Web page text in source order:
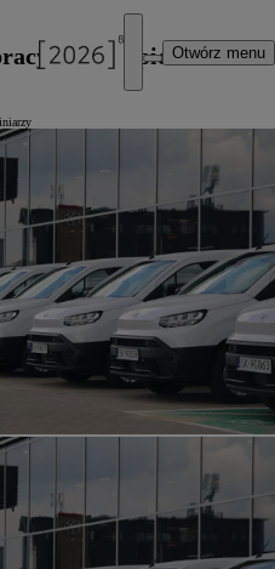
Otwórz menu
będą wspierać